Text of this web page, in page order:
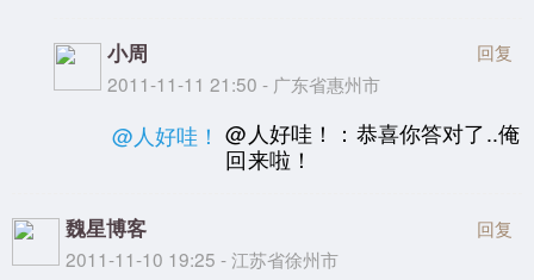
小周
2011-11-11 21:50 - 广东省惠州市
回复
@人好哇！ @人好哇！：恭喜你答对了..俺
回来啦！
魏星博客
2011-11-10 19:25 - 江苏省徐州市
回复